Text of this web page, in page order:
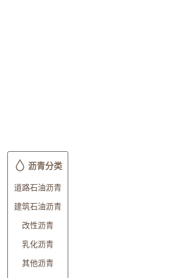
沥青分类
道路石油沥青
建筑石油沥青
改性沥青
乳化沥青
其他沥青